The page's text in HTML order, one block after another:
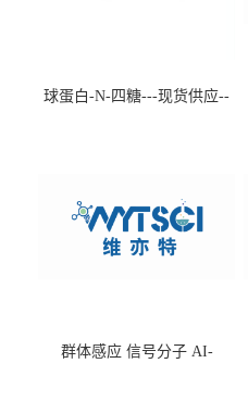
球蛋白-N-四糖---现货供应--
群体感应 信号分子 AI-